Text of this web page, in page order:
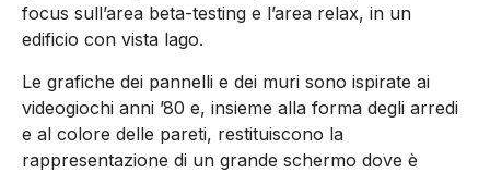
focus sull’area beta-testing e l’area relax, in un
edificio con vista lago.
Le grafiche dei pannelli e dei muri sono ispirate ai
videogiochi anni ’80 e, insieme alla forma degli arredi
e al colore delle pareti, restituiscono la
rappresentazione di un grande schermo dove è